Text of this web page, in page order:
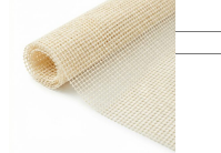
:product_name
-
+